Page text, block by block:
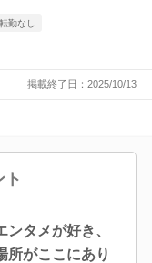
転勤なし
掲載終了日：2025/10/13
ト
タメが好き、
所がここにあり